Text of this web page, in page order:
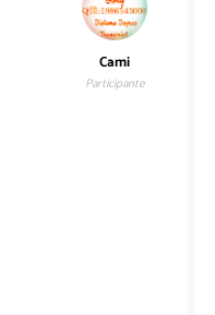
Cami
Participante